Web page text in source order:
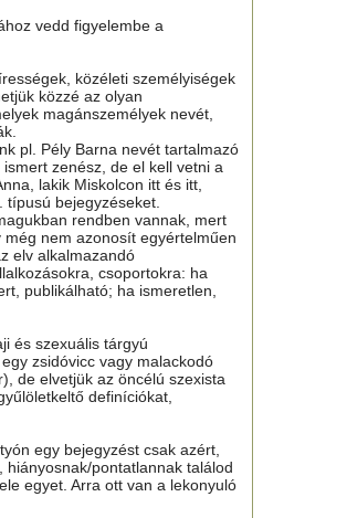
vedd figyelembe a
közéleti személyiségek
közzé az olyan
magánszemélyek nevét,
pl. Pély Barna nevét tartalmazó
zenész, de el kell vetni a
lakik Miskolcon itt és itt,
típusú bejegyzéseket.
rendben vannak, mert
még nem azonosít egyértelműen
elv alkalmazandó
csoportokra: ha
publikálható; ha ismeretlen,
és szexuális tárgyú
zsidóvicc vagy malackodó
de elvetjük az öncélú szexista
definíciókat,
egy bejegyzést csak azért,
hiányosnak/pontatlannak találod
egyet. Arra ott van a lekonyuló